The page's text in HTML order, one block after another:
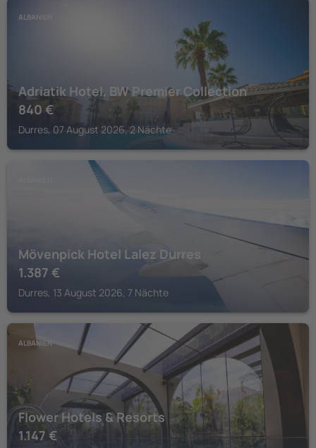
ALBANIEN
Adriatik Hotel, BW Premier Collection
840 €
Durres, 07 August 2026, 2 Nächte
Mövenpick Hotel Lalez Durres
1.387 €
Durres, 13 August 2026, 7 Nächte
ALBANIEN
Flower Hotels & Resorts
1.147 €